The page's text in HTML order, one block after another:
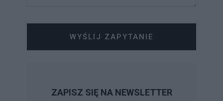
WYŚLIJ ZAPYTANIE
ZAPISZ SIĘ NA NEWSLETTER